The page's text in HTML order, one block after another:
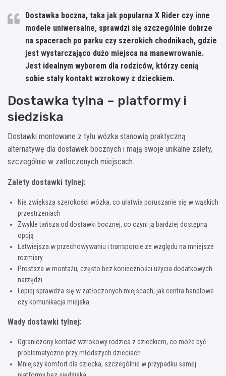
Dostawka boczna, taka jak popularna X Rider czy inne
modele uniwersalne, sprawdzi się szczególnie dobrze
na spacerach po parku czy szerokich chodnikach, gdzie
jest wystarczająco dużo miejsca na manewrowanie.
Jest idealnym wyborem dla rodziców, którzy cenią
sobie stały kontakt wzrokowy z dzieckiem.
Dostawka tylna – platformy i
siedziska
Dostawki montowane z tyłu wózka stanowią praktyczną
alternatywę dla dostawek bocznych i mają swoje unikalne zalety,
szczególnie w zatłoczonych miejscach.
Zalety dostawki tylnej:
Nie zwiększa szerokości wózka, co ułatwia poruszanie się w wąskich
przestrzeniach
Zwykle tańsza od dostawki bocznej, co czyni ją bardziej dostępną
opcją
Łatwiejsza w przechowywaniu i transporcie ze względu na mniejsze
rozmiary
Prostsza w montażu, często bez konieczności użycia dodatkowych
narzędzi
Lepiej sprawdza się w zatłoczonych miejscach, jak centra handlowe
czy komunikacja miejska
Wady dostawki tylnej:
Ograniczony kontakt wzrokowy rodzica z dzieckiem, co może być
problematyczne przy młodszych dzieciach
Mniejszy komfort dla dziecka, szczególnie w przypadku samej